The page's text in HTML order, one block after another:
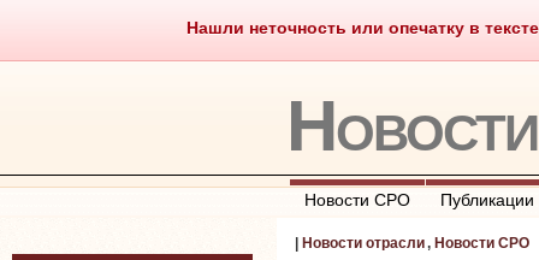
Нашли неточность или опечатку в
Саморегулирование Что
Новости СРО Публикации
Новости отрасли, Новости СРО